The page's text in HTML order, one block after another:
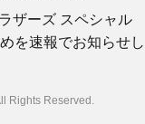
ザーズ スペシャル
を速報でお知らせし
Rights Reserved.